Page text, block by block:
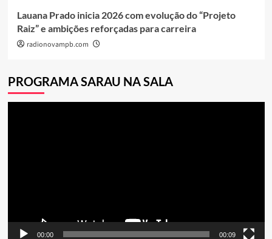
Lauana Prado inicia 2026 com evolução do “Projeto
Raiz” e ambições reforçadas para carreira
radionovampb.com
PROGRAMA SARAU NA SALA
00:00 00:09